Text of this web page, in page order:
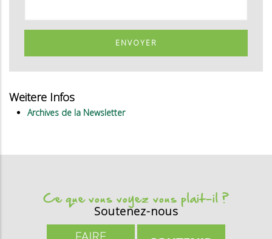
ENVOYER
Weitere Infos
Archives de la Newsletter
Ce que vous voyez vous plait-il ?
Soutenez-nous